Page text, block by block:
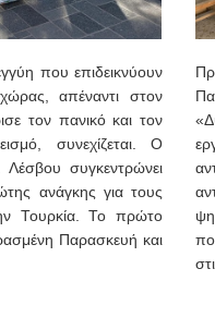
που επιδεικνύουν
απέναντι στον
τον πανικό και τον
συνεχίζεται. Ο
συγκεντρώνει
ανάγκης για τους
Τουρκία. Το πρώτο
Παρασκευή και